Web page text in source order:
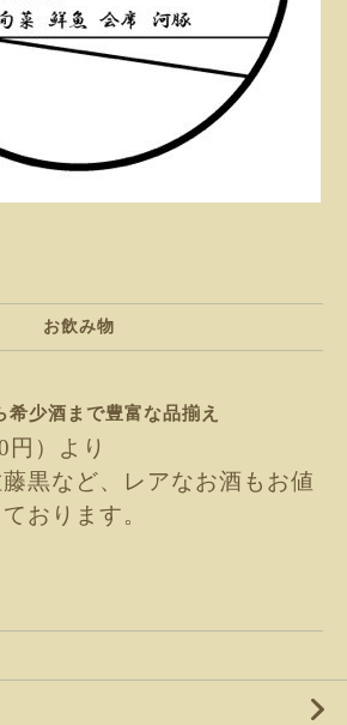
お飲み物
希少酒まで豊富な品揃え
円）より
黒など、レアなお酒もお値
おります。